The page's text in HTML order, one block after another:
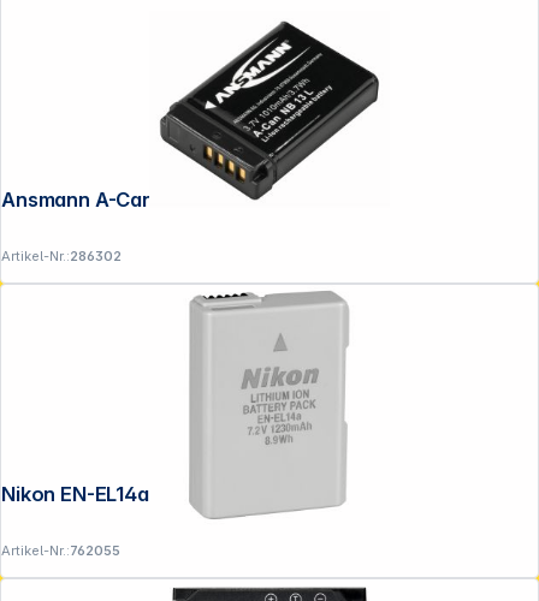
Ansmann A-Can NB-13L
Artikel-Nr.:286302
Artikel-Nr.:762055
Folgen Sie uns auf